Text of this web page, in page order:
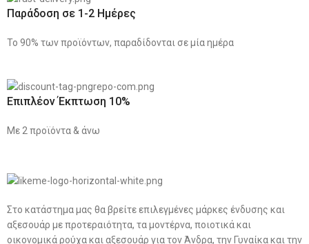
Παράδοση σε 1-2 Ημέρες
Το 90% των προϊόντων, παραδίδονται σε μία ημέρα
Επιπλέον Έκπτωση 10%
Με 2 προϊόντα & άνω
Στο κατάστημα μας θα βρείτε επιλεγμένες μάρκες ένδυσης και
αξεσουάρ με προτεραιότητα, τα μοντέρνα, ποιοτικά και
οικονομικά ρούχα και αξεσουάρ για τον Άνδρα, την Γυναίκα και την